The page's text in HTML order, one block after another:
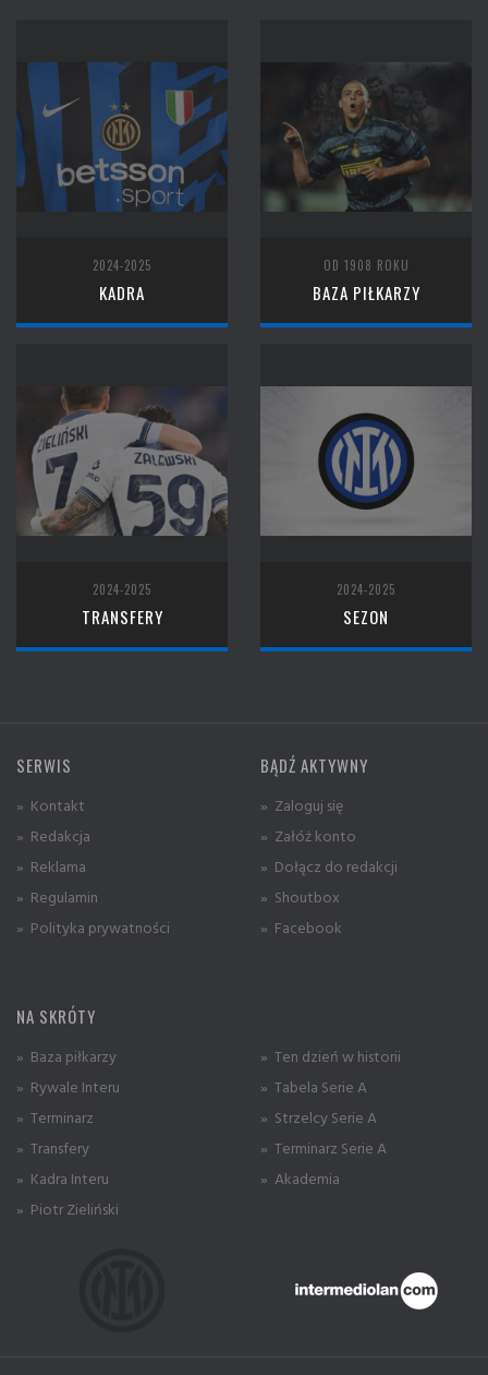
2024-2025
KADRA
OD 1908 ROKU
BAZA PIŁKARZY
2024-2025
TRANSFERY
2024-2025
SEZON
SERWIS
» Kontakt
» Redakcja
» Reklama
» Regulamin
» Polityka prywatności
BĄDŹ AKTYWNY
» Zaloguj się
» Załóż konto
» Dołącz do redakcji
» Shoutbox
» Facebook
NA SKRÓTY
» Baza piłkarzy
» Rywale Interu
» Terminarz
» Transfery
» Kadra Interu
» Piotr Zieliński
» Ten dzień w historii
» Tabela Serie A
» Strzelcy Serie A
» Terminarz Serie A
» Akademia